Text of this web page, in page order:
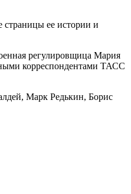
ее истории и
регулировщица Мария
корреспондентами ТАСС
Марк Редькин, Борис